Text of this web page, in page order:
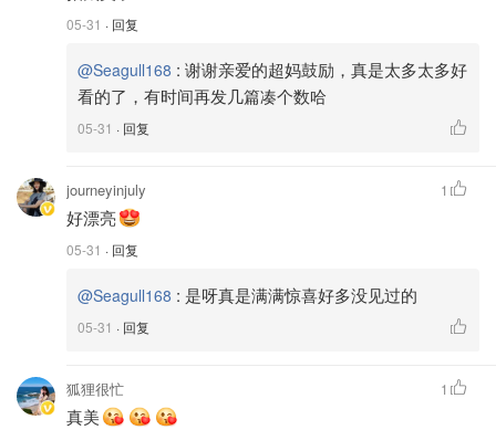
05-31 · 回复
@Seagull168 : 谢谢亲爱的超妈鼓励，真是太多太多好
看的了，有时间再发几篇凑个数哈
05-31 · 回复
journeyinjuly
好漂亮
05-31 · 回复
1
@Seagull168 : 是呀真是满满惊喜好多没见过的
05-31 · 回复
狐狸很忙
真美
1